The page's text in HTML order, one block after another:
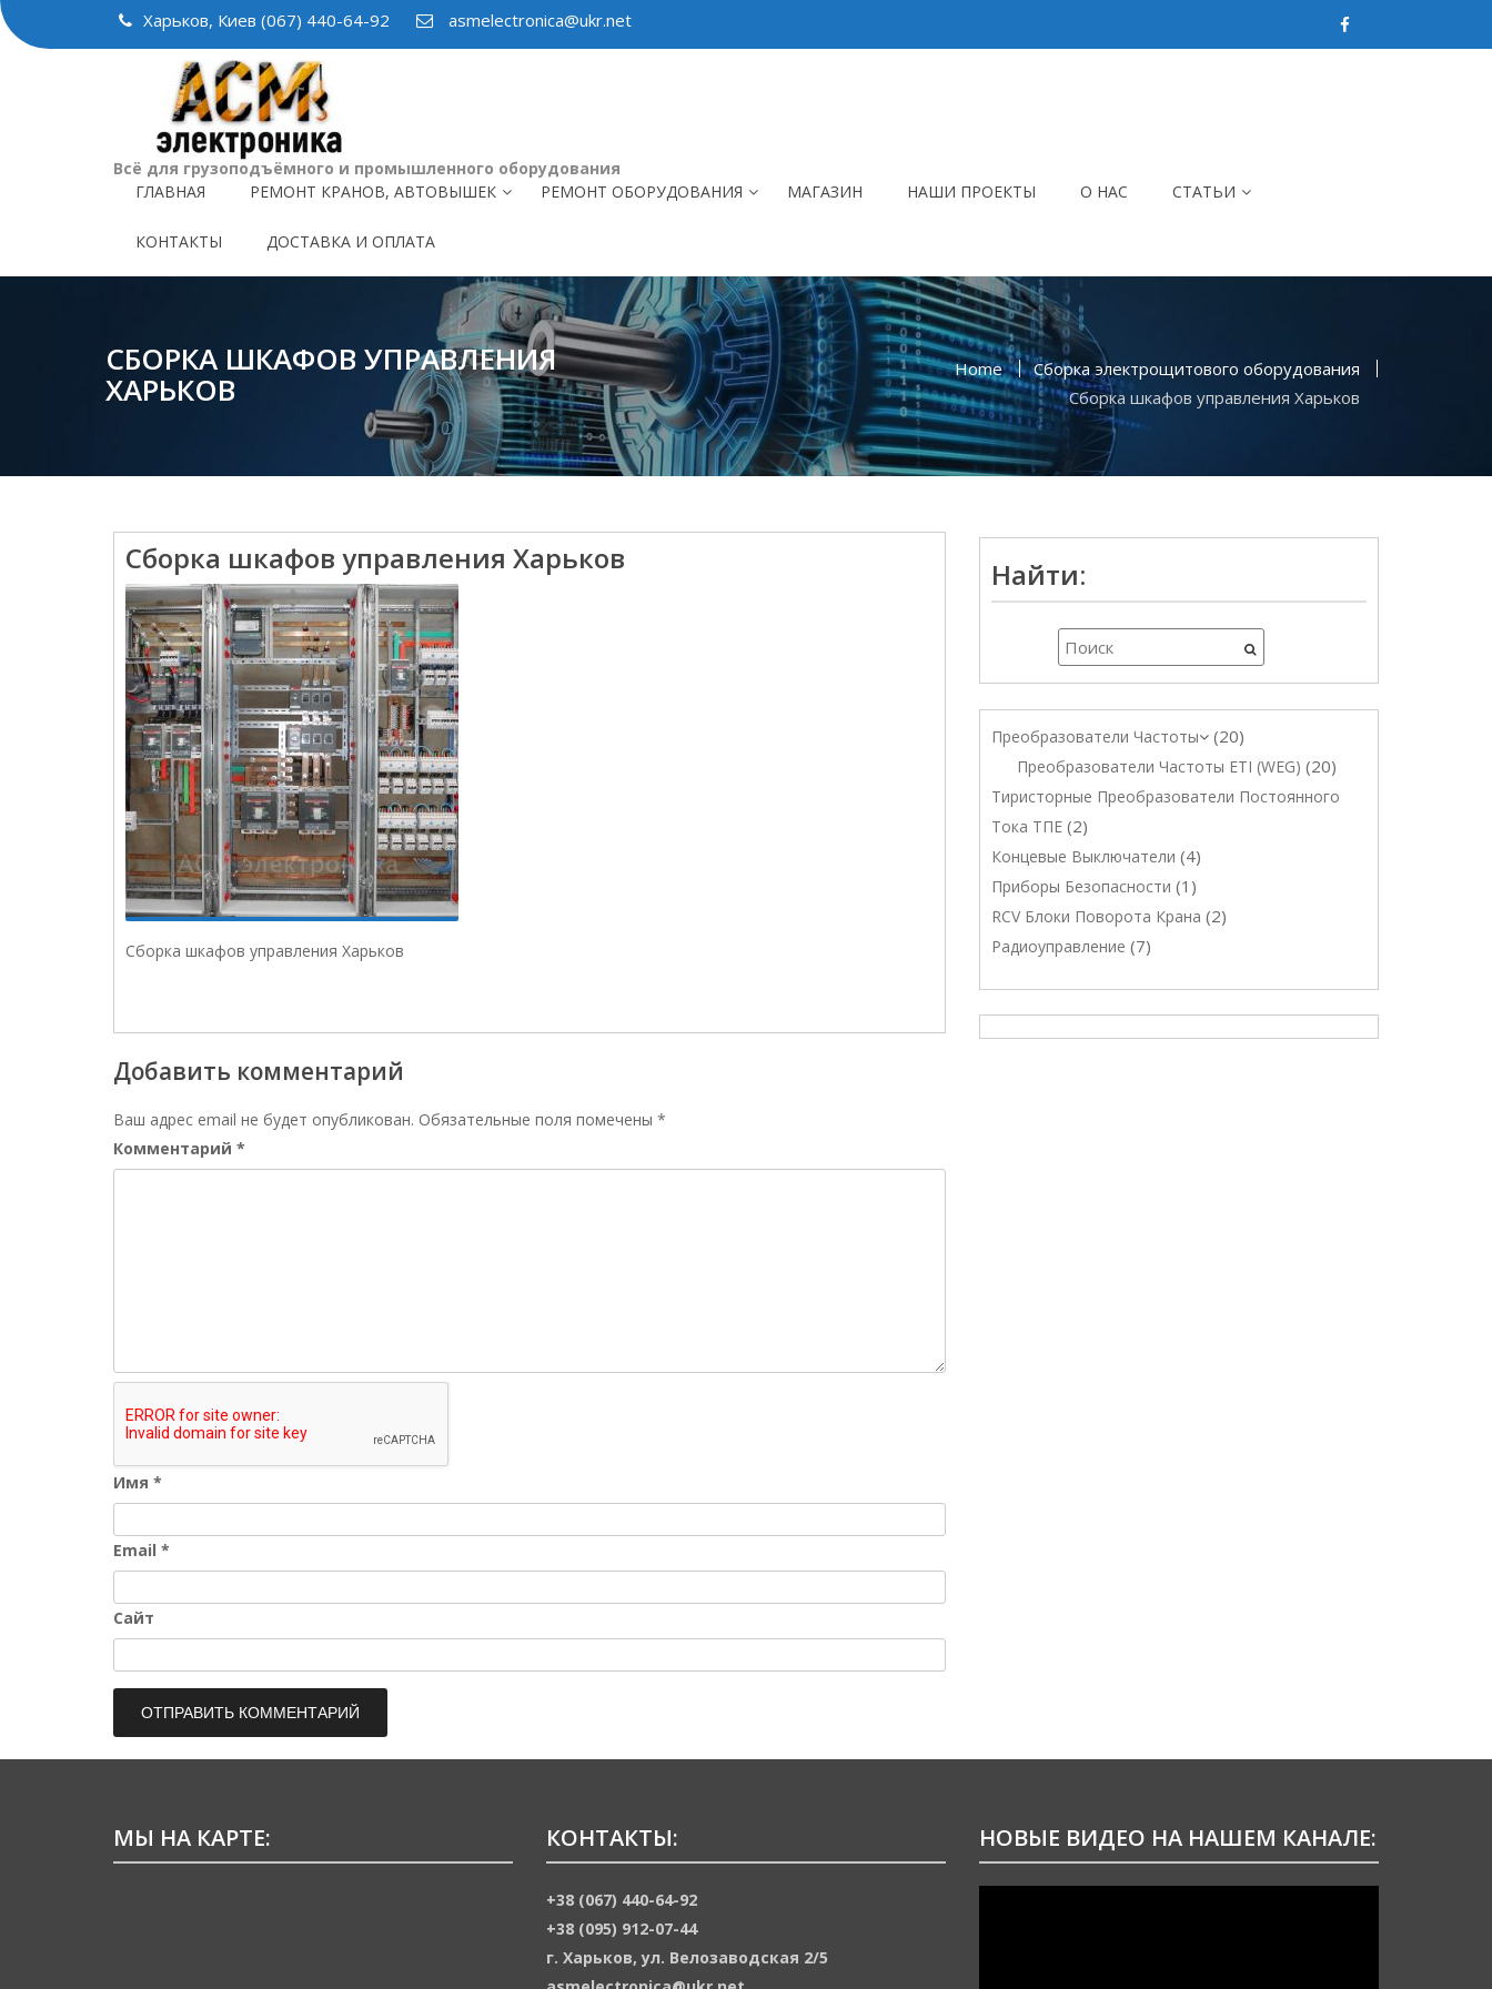
Skip
to
Харьков, Киев (067) 440-64-92 asmelectronica@ukr.net
Всё для грузоподъёмного и промышленного оборудования
ГЛАВНАЯ
РЕМОНТ КРАНОВ, АВТОВЫШЕК РЕМОНТ ОБОРУДОВАНИЯ МАГАЗИН НАШИ ПРОЕКТЫ О НАС СТАТЬИ
КОНТАКТЫ ДОСТАВКА И ОПЛАТА
СБОРКА ШКАФОВ УПРАВЛЕНИЯ
ХАРЬКОВ
Home
Сборка электрощитового оборудования
Сборка шкафов управления Харьков
Сборка шкафов управления Харьков
Сборка шкафов управления Харьков
Добавить комментарий
Ваш адрес email не будет опубликован. Обязательные поля помечены *
Комментарий *
Имя *
Email *
Сайт
Найти:
Преобразователи Частоты 20
Преобразователи Частоты ETI (WEG) 20
Тиристорные Преобразователи Постоянного
Тока ТПЕ 2
Концевые Выключатели 4
Приборы Безопасности 1
RCV Блоки Поворота Крана 2
Радиоуправление 7
МЫ НА КАРТЕ: КОНТАКТЫ:
+38 (067) 440-64-92
+38 (095) 912-07-44
г. Харьков, ул. Велозаводская 2/5
НОВЫЕ ВИДЕО НА НАШЕМ КАНАЛЕ: